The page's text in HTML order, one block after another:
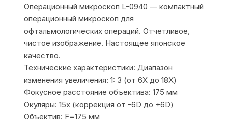
Операционный микроскоп L-0940 — компактный
операционный микроскоп для
офтальмологических операций. Отчетливое,
чистое изображение. Настоящее японское
качество.
Технические характеристики: Диапазон
изменения увеличения: 1: 3 (от 6X до 18X)
Фокусное расстояние объектива: 175 мм
Окуляры: 15х (коррекция от -6D до +6D)
Объектив: F=175 мм